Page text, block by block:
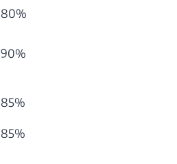
80%
90%
85%
85%